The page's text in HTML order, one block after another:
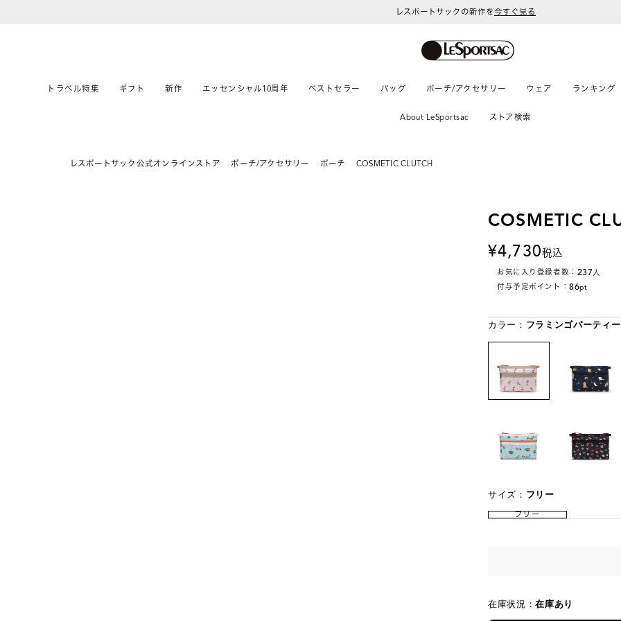
トラベル特集 ギフト 新作 エッセンシャル10周年 ベストセラー バッグ ポーチ/アクセサリー ウェア ランキング
About LeSportsac ストア検索
レスポートサック公式オンラインストア ポーチ/アクセサリー ポーチ COSMETIC CLUTCH
COSMETIC
4,730税込
お気に入り登録者数： 237人
付与予定ポイント：86pt
カラー： フラミンゴパーティー
サイズ： フリー
フリー
在庫状況：在庫あり